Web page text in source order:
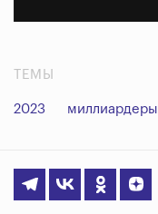
ТЕМЫ
2023 миллиардеры